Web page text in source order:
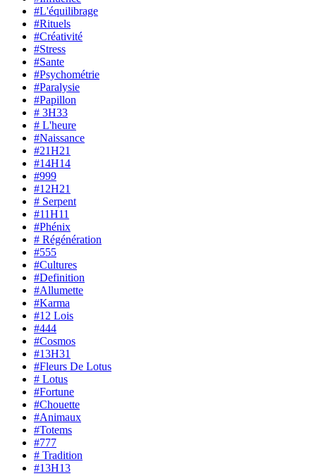
#L'équilibrage
#Rituels
#Créativité
#Stress
#Sante
#Psychométrie
#Paralysie
#Papillon
# 3H33
# L'heure
#Naissance
#21H21
#14H14
#999
#12H21
# Serpent
#11H11
#Phénix
# Régénération
#555
#Cultures
#Definition
#Allumette
#Karma
#12 Lois
#444
#Cosmos
#13H31
#Fleurs De Lotus
# Lotus
#Fortune
#Chouette
#Animaux
#Totems
#777
# Tradition
#13H13